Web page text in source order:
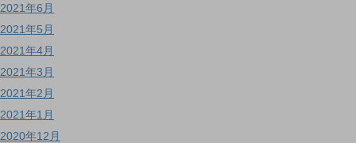
2021年6月
2021年5月
2021年4月
2021年3月
2021年2月
2021年1月
2020年12月